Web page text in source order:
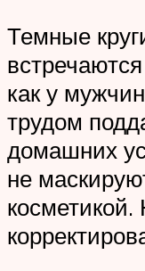
Темные
как у
трудом
домашних
не